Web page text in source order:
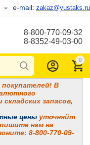
e-mail: zakaz@yustaks.ru
8-800-770-09-32
8-8352-49-03-00
0
В
запасов,
цены уточняйт
нам на
8-800-770-09-